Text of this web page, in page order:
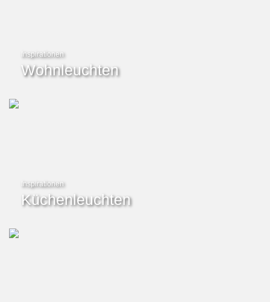
Inspirationen
Wohnleuchten
Inspirationen
Küchenleuchten